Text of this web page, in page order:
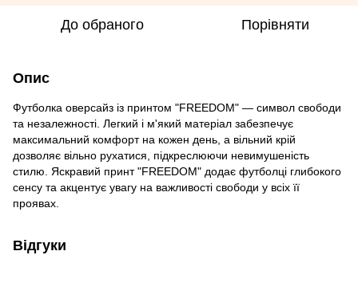
До обраного Порівняти
Опис
Футболка оверсайз із принтом "FREEDOM" — символ свободи
та незалежності. Легкий і м'який матеріал забезпечує
максимальний комфорт на кожен день, а вільний крій
дозволяє вільно рухатися, підкреслюючи невимушеність
стилю. Яскравий принт "FREEDOM" додає футболці глибокого
сенсу та акцентує увагу на важливості свободи у всіх її
проявах.
Відгуки